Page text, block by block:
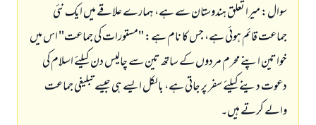
سوال: میرا تعلق ہندوستان سے ہے، ہمارے علاقے میں ایک نئی
جماعت قائم ہوئی ہے، جس کا نام ہے: "مستورات کی جماعت" اس میں
خواتین اپنے محرم مردوں کے ساتھ تین سے چالیس دن کیلئے اسلام کی
دعوت دینے کیلئے سفر پر جاتی ہے، بالکل ایسے ہی جیسے تبلیغی جماعت
والے کرتے ہیں۔